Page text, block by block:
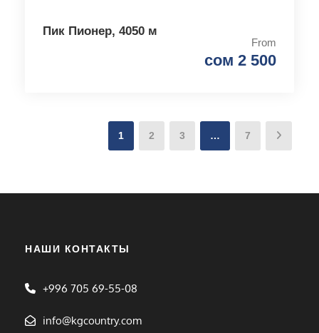
Пик Пионер, 4050 м
From
сом 2 500
1 2 3 … 7
НАШИ КОНТАКТЫ
+996 705 69-55-08
info@kgcountry.com